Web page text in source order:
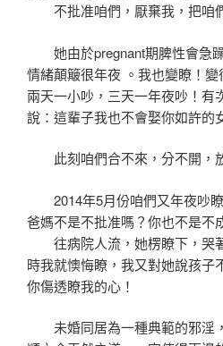
不批准咱們，厭棄我，把咱
她由於pregnant期脾性會急
情緒顛簸很年夜 。我也變瞭！
兩天一小吵，三天一年夜吵！有
說：這輩子我也不會娶你如許的
此刻咱們合不來，分不開，
2014年5月份咱們又年夜吵
爸媽不是不批准嗎？你也不是不
往病院人流，她楞瞭下，哭
時我就懊悔瞭，我又對她說孩子
你傷透瞭我的心！
未婚同居為一種典範的邪淫